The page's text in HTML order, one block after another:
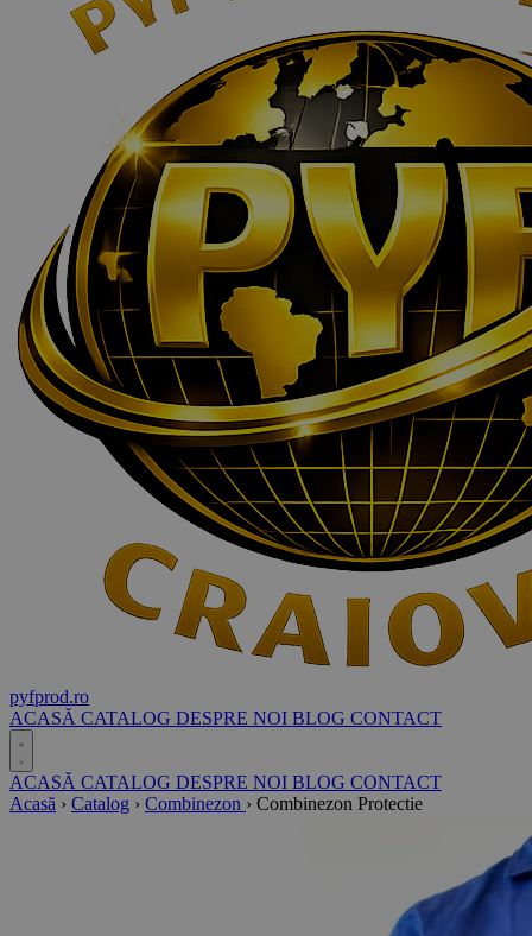
pyfprod.ro
ACASĂ CATALOG DESPRE NOI BLOG CONTACT
ACASĂ CATALOG DESPRE NOI BLOG CONTACT
Acasă › Catalog › Combinezon › Combinezon Protectie